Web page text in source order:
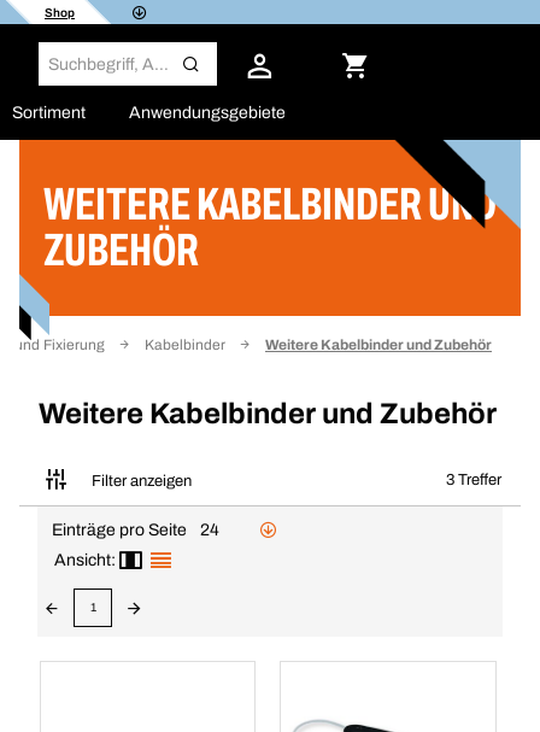
Shop
Sortiment Anwendungsgebiete
WEITERE KABELBINDER UND
ZUBEHÖR
und Fixierung Kabelbinder Weitere Kabelbinder und Zubehör
Weitere Kabelbinder und Zubehör
Filter anzeigen 3 Treffer
Filter
Einträge pro Seite
24
Ansicht:
1